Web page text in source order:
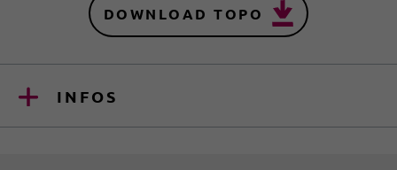
DOWNLOAD TOPO
INFOS